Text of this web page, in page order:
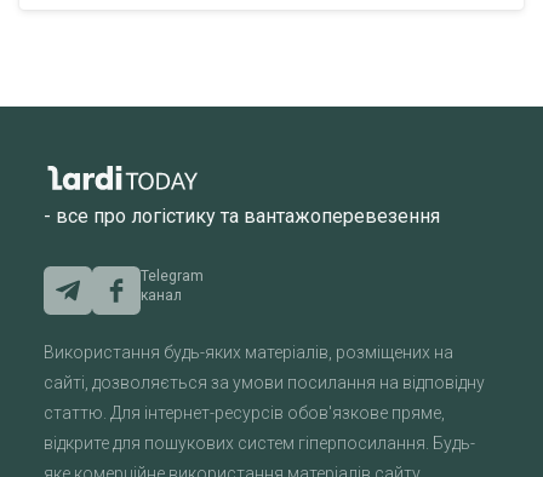
- все про логістику та вантажоперевезення
Telegram
канал
Використання будь-яких матеріалів, розміщених на
сайті, дозволяється за умови посилання на відповідну
статтю. Для інтернет-ресурсів обов'язкове пряме,
відкрите для пошукових систем гіперпосилання. Будь-